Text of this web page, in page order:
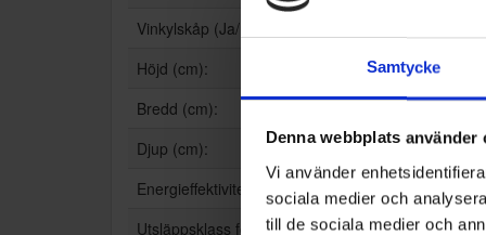
Samtycke
Denna webbplats använder
Vi använder
sociala medier och
till de sociala medier och
Vinkylskåp (Ja/Nej):
Höjd (cm):
Bredd (cm):
Djup (cm):
Energieffektivitetsklass:
Utsläppsklass för luftburet akustiskt buller: